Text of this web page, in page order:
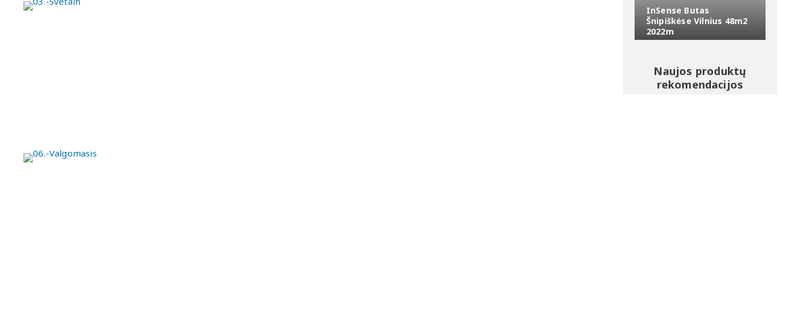
InSense Butas
Šnipiškėse Vilnius 48m2
2022m
Naujos produktų
rekomendacijos